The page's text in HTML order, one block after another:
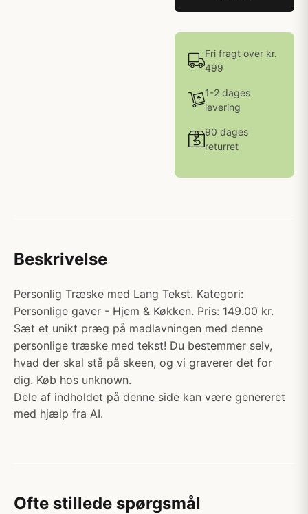
Fri fragt over kr.
499
1-2 dages
levering
90 dages
returret
Beskrivelse
Personlig Træske med Lang Tekst. Kategori:
Personlige gaver - Hjem & Køkken. Pris: 149.00 kr.
Sæt et unikt præg på madlavningen med denne
personlige træske med tekst! Du bestemmer selv,
hvad der skal stå på skeen, og vi graverer det for
dig. Køb hos unknown.
Dele af indholdet på denne side kan være genereret
med hjælp fra AI.
Ofte stillede spørgsmål